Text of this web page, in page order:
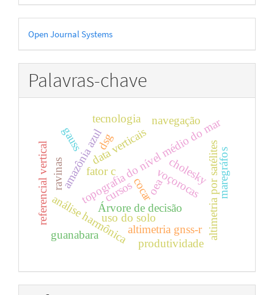
Desenvolvido
por
Open Journal Systems
Palavras-chave
data verticais
topografia do nível médio do mar
amazônia azul voçorocas
ravinas
uso do solo
Árvore de decisão altimetria por satélites
análise harmônica
referencial vertical
altimetria gnss-r
maregráfos
navegação
cocar
dsg
fator c
gauss
cholesky
tecnologia
produtividade
oea
cursos
guanabara